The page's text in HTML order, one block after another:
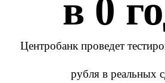
в 0
Центробанк проведет
рубля в реальных